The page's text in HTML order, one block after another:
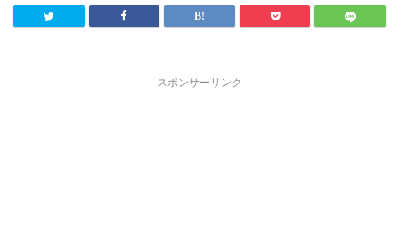
スポンサーリンク